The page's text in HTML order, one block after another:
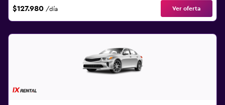
$127.980 /día Ver oferta